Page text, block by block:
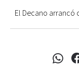
El Decano arrancó